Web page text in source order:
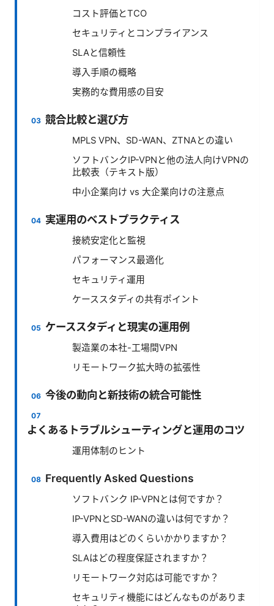
コスト評価とTCO
セキュリティとコンプライアンス
SLAと信頼性
導入手順の概略
実務的な費用感の目安
競合比較と選び方
MPLS VPN、SD-WAN、ZTNAとの違い
ソフトバンクIP-VPNと他の法人向けVPNの
比較表（テキスト版）
中小企業向け vs 大企業向けの注意点
実運用のベストプラクティス
接続安定化と監視
パフォーマンス最適化
セキュリティ運用
ケーススタディの共有ポイント
ケーススタディと現実の運用例
製造業の本社-工場間VPN
リモートワーク拡大時の拡張性
今後の動向と新技術の統合可能性
よくあるトラブルシューティングと運用のコツ
運用体制のヒント
Frequently Asked Questions
ソフトバンク IP-VPNとは何ですか？
IP-VPNとSD-WANの違いは何ですか？
導入費用はどのくらいかかりますか？
SLAはどの程度保証されますか？
リモートワーク対応は可能ですか？
セキュリティ機能にはどんなものがありま